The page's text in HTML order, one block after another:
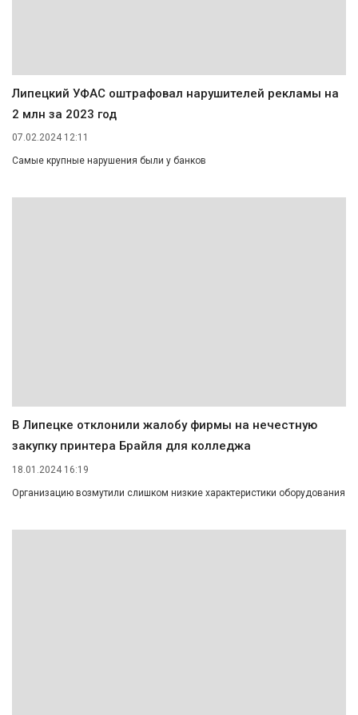
Липецкий УФАС оштрафовал нарушителей рекламы на
2 млн за 2023 год
07.02.2024 12:11
Самые крупные нарушения были у банков
В Липецке отклонили жалобу фирмы на нечестную
закупку принтера Брайля для колледжа
18.01.2024 16:19
Организацию возмутили слишком низкие характеристики оборудования